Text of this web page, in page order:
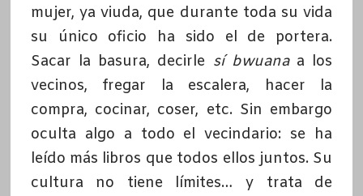
mujer, ya viuda, que durante toda su vida
su único oficio ha sido el de portera.
Sacar la basura, decirle sí bwuana a los
vecinos, fregar la escalera, hacer la
compra, cocinar, coser, etc. Sin embargo
oculta algo a todo el vecindario: se ha
leído más libros que todos ellos juntos. Su
cultura no tiene límites… y trata de